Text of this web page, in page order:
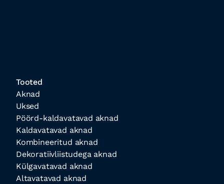
Tooted
Aknad
Uksed
Pöörd-kaldavatavad aknad
Kaldavatavad aknad
Kombineeritud aknad
Dekoratiivliistudega aknad
Külgavatavad aknad
Altavatavad aknad